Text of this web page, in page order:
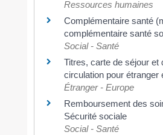
Ressources humaines
Complémentaire santé
complémentaire santé
Social - Santé
Titres, carte de séjour et
circulation pour étranger
Étranger - Europe
Remboursement des
Sécurité sociale
Social - Santé